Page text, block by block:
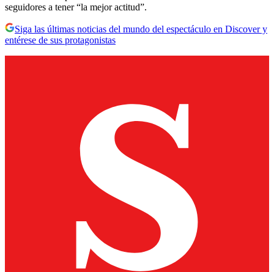
seguidores a tener “la mejor actitud”.
Siga las últimas noticias del mundo del espectáculo en Discover y
entérese de sus protagonistas